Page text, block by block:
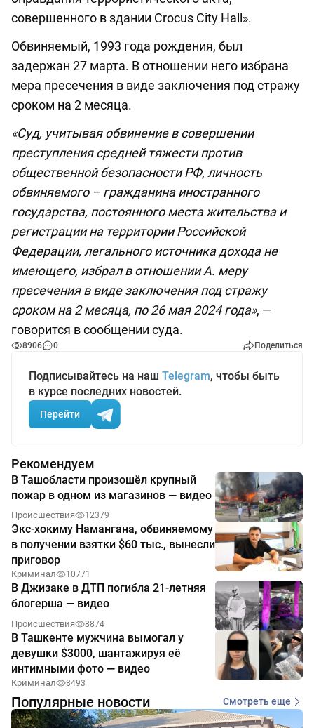
совершенного в здании Crocus City Hall».
Обвиняемый, 1993 года рождения, был
задержан 27 марта. В отношении него избрана
мера пресечения в виде заключения под стражу
сроком на 2 месяца.
«Суд, учитывая обвинение в совершении
преступления средней тяжести против
общественной безопасности РФ, личность
обвиняемого – гражданина иностранного
государства, постоянного места жительства и
регистрации на территории Российской
Федерации, легального источника дохода не
имеющего, избрал в отношении А. меру
пресечения в виде заключения под стражу
сроком на 2 месяца, по 26 мая 2024 года», —
говорится в сообщении суда.
8906 0 Поделиться
Подписывайтесь на наш Telegram, чтобы быть
в курсе последних новостей.
Перейти
Рекомендуем
В Ташобласти произошёл крупный
пожар в одном из магазинов — видео
Происшествия 12379
Экс-хокиму Намангана, обвиняемому
в получении взятки $60 тыс., вынесли
приговор
Криминал 10771
В Джизаке в ДТП погибла 21-летняя
блогерша — видео
Происшествия 8874
В Ташкенте мужчина вымогал у
девушки $3000, шантажируя её
интимными фото — видео
Криминал 8493
Популярные новости Смотреть еще